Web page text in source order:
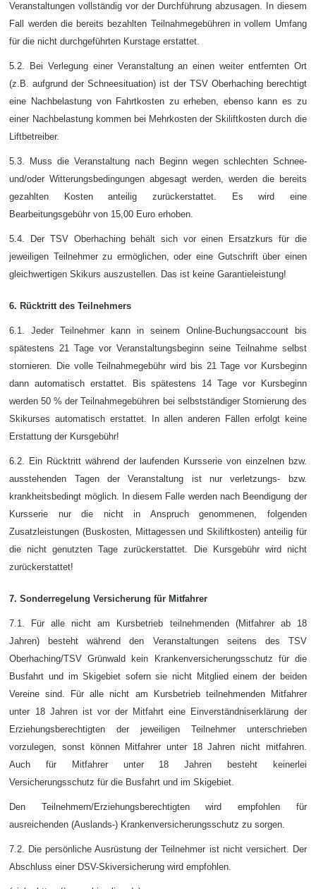
Veranstaltungen vollständig vor der Durchführung abzusagen. In diesem
Fall werden die bereits bezahlten Teilnahmegebühren in vollem Umfang
für die nicht durchgeführten Kurstage erstattet.
5.2. Bei Verlegung einer Veranstaltung an einen weiter entfernten Ort
(z.B. aufgrund der Schneesituation) ist der TSV Oberhaching berechtigt
eine Nachbelastung von Fahrtkosten zu erheben, ebenso kann es zu
einer Nachbelastung kommen bei Mehrkosten der Skiliftkosten durch die
Liftbetreiber.
5.3. Muss die Veranstaltung nach Beginn wegen schlechten Schnee-
und/oder Witterungsbedingungen abgesagt werden, werden die bereits
gezahlten Kosten anteilig zurückerstattet. Es wird eine
Bearbeitungsgebühr von 15,00 Euro erhoben.
5.4. Der TSV Oberhaching behält sich vor einen Ersatzkurs für die
jeweiligen Teilnehmer zu ermöglichen, oder eine Gutschrift über einen
gleichwertigen Skikurs auszustellen. Das ist keine Garantieleistung!
6. Rücktritt des Teilnehmers
6.1. Jeder Teilnehmer kann in seinem Online-Buchungsaccount bis
spätestens 21 Tage vor Veranstaltungsbeginn seine Teilnahme selbst
stornieren. Die volle Teilnahmegebühr wird bis 21 Tage vor Kursbeginn
dann automatisch erstattet. Bis spätestens 14 Tage vor Kursbeginn
werden 50 % der Teilnahmegebühren bei selbstständiger Stornierung des
Skikurses automatisch erstattet. In allen anderen Fällen erfolgt keine
Erstattung der Kursgebühr!
6.2. Ein Rücktritt während der laufenden Kursserie von einzelnen bzw.
ausstehenden Tagen der Veranstaltung ist nur verletzungs- bzw.
krankheitsbedingt möglich. In diesem Falle werden nach Beendigung der
Kursserie nur die nicht in Anspruch genommenen, folgenden
Zusatzleistungen (Buskosten, Mittagessen und Skiliftkosten) anteilig für
die nicht genutzten Tage zurückerstattet. Die Kursgebühr wird nicht
zurückerstattet!
7. Sonderregelung Versicherung für Mitfahrer
7.1. Für alle nicht am Kursbetrieb teilnehmenden (Mitfahrer ab 18
Jahren) besteht während den Veranstaltungen seitens des TSV
Oberhaching/TSV Grünwald kein Krankenversicherungsschutz für die
Busfahrt und im Skigebiet sofern sie nicht Mitglied einem der beiden
Vereine sind. Für alle nicht am Kursbetrieb teilnehmenden
Mitfahrer
unter 18 Jahren ist vor der Mitfahrt eine Einverständniserklärung der
Erziehungsberechtigten der jeweiligen Teilnehmer unterschrieben
vorzulegen, sonst können Mitfahrer unter 18 Jahren nicht mitfahren.
Auch für Mitfahrer unter 18 Jahren besteht keinerlei
Versicherungsschutz für die Busfahrt und im Skigebiet.
Den Teilnehmern/Erziehungsberechtigten wird empfohlen für
ausreichenden (Auslands-) Krankenversicherungsschutz zu sorgen.
7.2. Die persönliche Ausrüstung der Teilnehmer ist nicht versichert. Der
Abschluss einer DSV-Skiversicherung wird empfohlen.